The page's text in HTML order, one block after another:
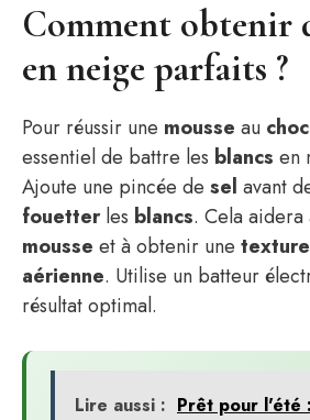
Comment obtenir
en neige parfaits ?
Pour réussir une mousse au
essentiel de battre les blancs en
Ajoute une pincée de sel avant
fouetterles blancs. Cela
mousse et à obtenir une texture
aérienne. Utilise un batteur
résultat optimal.
Lire aussi : Prêt pour l'été